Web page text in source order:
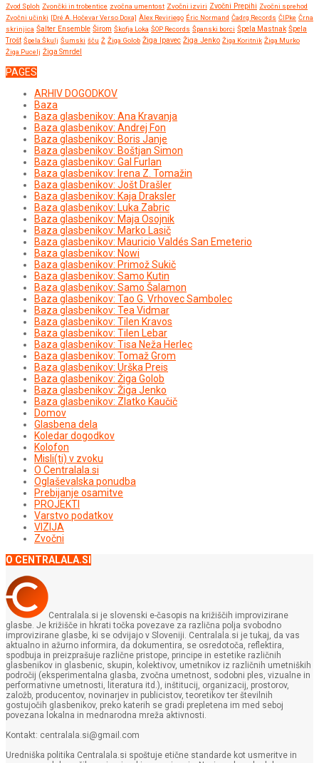
Zvod Sploh Zvončki in trobentice zvočna umentost Zvočni izviri Zvočni Prepihi Zvočni sprehod
Zvočni učinki [Dré A. Hočevar Verso Doxa] Àlex Reviriego Éric Normand Čadrg Records ČIPke Črna
skrinjica Šalter Ensemble Širom Škofja Loka ŠOP Records Španski borci Špela Mastnak Špela
Trošt Špela Škulj Šumski šču Ž Žiga Golob Žiga Ipavec Žiga Jenko Žiga Koritnik Žiga Murko
Žiga Pucelj Žiga Smrdel
PAGES
ARHIV DOGODKOV
Baza
Baza glasbenikov: Ana Kravanja
Baza glasbenikov: Andrej Fon
Baza glasbenikov: Boris Janje
Baza glasbenikov: Boštjan Simon
Baza glasbenikov: Gal Furlan
Baza glasbenikov: Irena Z. Tomažin
Baza glasbenikov: Jošt Drašler
Baza glasbenikov: Kaja Draksler
Baza glasbenikov: Luka Zabric
Baza glasbenikov: Maja Osojnik
Baza glasbenikov: Marko Lasič
Baza glasbenikov: Mauricio Valdés San Emeterio
Baza glasbenikov: Nowi
Baza glasbenikov: Primož Sukič
Baza glasbenikov: Samo Kutin
Baza glasbenikov: Samo Šalamon
Baza glasbenikov: Tao G. Vrhovec Sambolec
Baza glasbenikov: Tea Vidmar
Baza glasbenikov: Tilen Kravos
Baza glasbenikov: Tilen Lebar
Baza glasbenikov: Tisa Neža Herlec
Baza glasbenikov: Tomaž Grom
Baza glasbenikov: Urška Preis
Baza glasbenikov: Žiga Golob
Baza glasbenikov: Žiga Jenko
Baza glasbenikov: Zlatko Kaučič
Domov
Glasbena dela
Koledar dogodkov
Kolofon
Misli(ti) v zvoku
O Centralala.si
Oglaševalska ponudba
Prebijanje osamitve
PROJEKTI
Varstvo podatkov
VIZIJA
Zvočni
O CENTRALALA.SI
Centralala.si je slovenski e-časopis na križiščih improvizirane
glasbe. Je križišče in hkrati točka povezave za različna polja svobodno
improvizirane glasbe, ki se odvijajo v Sloveniji. Centralala.si je tukaj, da vas
aktualno in ažurno informira, da dokumentira, se osredotoča, reflektira,
spodbuja in preizprašuje različne pristope, principe in estetike različnih
glasbenikov in glasbenic, skupin, kolektivov, umetnikov iz različnih umetniških
področij (eksperimentalna glasba, zvočna umetnost, sodobni ples, vizualne in
performativne umetnosti, literatura itd.), inštitucij, organizacij, prostorov,
založb, producentov, novinarjev in publicistov, teoretikov ter številnih
gostujočih glasbenikov, preko katerih se gradi prepletena im med seboj
povezana lokalna in mednarodna mreža aktivnosti.
Kontakt: centralala.si@gmail.com
Uredniška politika Centralala.si spoštuje etične standarde kot usmeritve in